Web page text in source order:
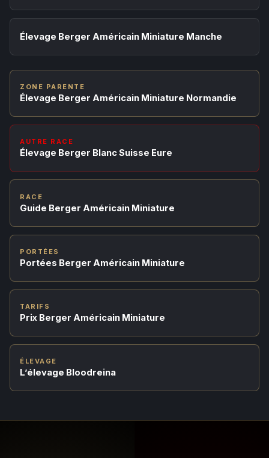
Élevage Berger Américain Miniature Manche
ZONE PARENTE
Élevage Berger Américain Miniature Normandie
AUTRE RACE
Élevage Berger Blanc Suisse Eure
RACE
Guide Berger Américain Miniature
PORTÉES
Portées Berger Américain Miniature
TARIFS
Prix Berger Américain Miniature
ÉLEVAGE
L’élevage Bloodreina